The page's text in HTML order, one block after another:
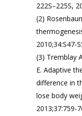
222S–225S,
(2)
2010;34:S47-
(3) Tremblay
E. Adaptive
difference in
lose body
2013;37:759-